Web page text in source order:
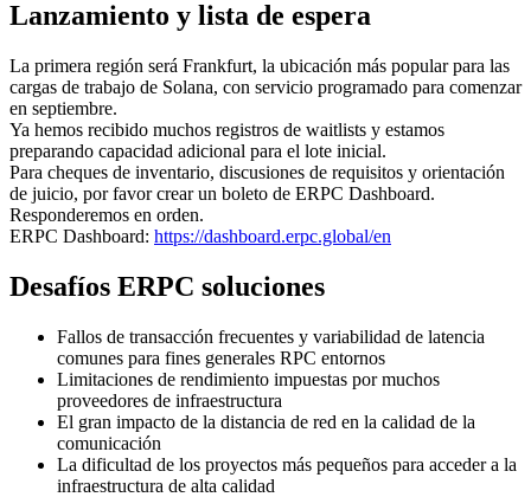
Lanzamiento y lista de espera
La primera región será Frankfurt, la ubicación más popular para las
cargas de trabajo de Solana, con servicio programado para comenzar
en septiembre.
Ya hemos recibido muchos registros de waitlists y estamos
preparando capacidad adicional para el lote inicial.
Para cheques de inventario, discusiones de requisitos y orientación
de juicio, por favor crear un boleto de ERPC Dashboard.
Responderemos en orden.
ERPC Dashboard: https://dashboard.erpc.global/en
Desafíos ERPC soluciones
Fallos de transacción frecuentes y variabilidad de latencia
comunes para fines generales RPC entornos
Limitaciones de rendimiento impuestas por muchos
proveedores de infraestructura
El gran impacto de la distancia de red en la calidad de la
comunicación
La dificultad de los proyectos más pequeños para acceder a la
infraestructura de alta calidad